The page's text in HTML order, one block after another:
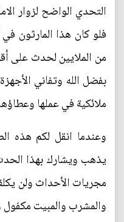
التحدي الواضح لزوار
فلو كان هذا المارثون
من الملايين لحدث على
بفضل الله وتفاني
ملائكية في عملها
وعندما انقل لكم هذه
يذهب ويشارك بهذا
مجريات الأحداث ولن
والمشرب والمبيت